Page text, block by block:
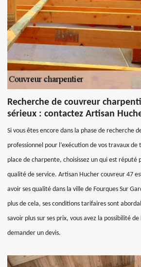
Recherche de couvreur
sérieux : contactez Artisan
Si vous êtes encore dans la phase de recherche
professionnel pour l’exécution de vos travaux
place de charpente, choisissez un qui est réputé
qualité de service. Artisan Hucher couvreur 47
avoir ses qualité dans la ville de Fourques Sur
plus de cela, ses conditions tarifaires sont
savoir plus sur ses prix, vous avez la possibilité
demander un devis.